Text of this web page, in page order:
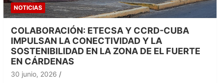
NOTICIAS
COLABORACIÓN: ETECSA Y CCRD-CUBA
IMPULSAN LA CONECTIVIDAD Y LA
SOSTENIBILIDAD EN LA ZONA DE EL FUERTE
EN CÁRDENAS
30 junio, 2026